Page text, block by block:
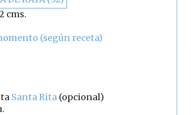
cms.
(según receta)
Santa Rita (opcional)